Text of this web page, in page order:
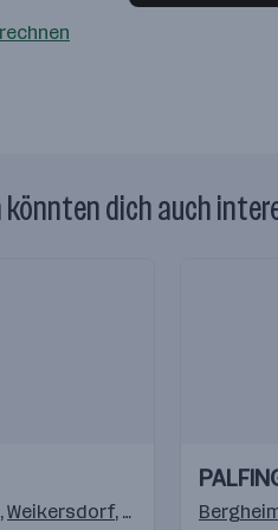
könnten dich auch
,Weikersdorf, Krottendorf
Videos
Einblicke
Einblicke